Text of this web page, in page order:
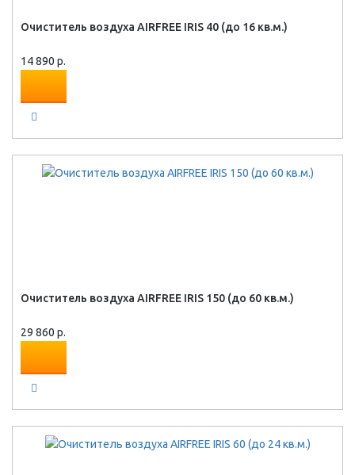
Очиститель воздуха AIRFREE IRIS 40 (до 16 кв.м.)
14 890 р.
Очиститель воздуха AIRFREE IRIS 150 (до 60 кв.м.)
29 860 р.